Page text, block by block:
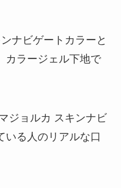
ナビゲートカラー と
カラージェル下地で
ジョルカ スキンナビ
いる人のリアルな口